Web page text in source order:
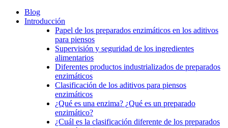
Blog
Introducción
Papel de los preparados enzimáticos en los aditivos
para piensos
Supervisión y seguridad de los ingredientes
alimentarios
Diferentes productos industrializados de preparados
enzimáticos
Clasificación de los aditivos para piensos
enzimáticos
¿Qué es una enzima? ¿Qué es un preparado
enzimático?
¿Cuál es la clasificación diferente de los preparados